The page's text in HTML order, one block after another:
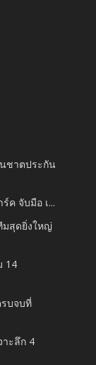
ชาตประกัน
ค จับมือ เ...
มสุดยิ่งใหญ่
14
บจบที่
าะลึก 4